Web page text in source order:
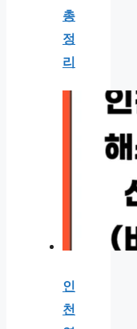
총
정
리
인
천